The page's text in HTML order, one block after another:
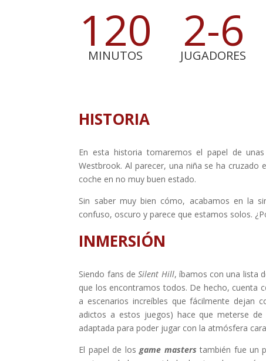
120
MINUTOS 2-6
JUGADORES
HISTORIA
En esta historia tomaremos el papel de
Westbrook. Al parecer, una niña se ha
coche en no muy buen estado.
Sin saber muy bien cómo, acabamos en la
confuso, oscuro y parece que estamos solos.
INMERSIÓN
Siendo fans deSilent Hill, íbamos con una lista
que los encontramos todos. De hecho, cuenta
a escenarios increíbles que fácilmente dejan
adictos a estos juegos) hace que meterse
adaptada para poder jugar con la atmósfera
El papel de losgame masters también fue un